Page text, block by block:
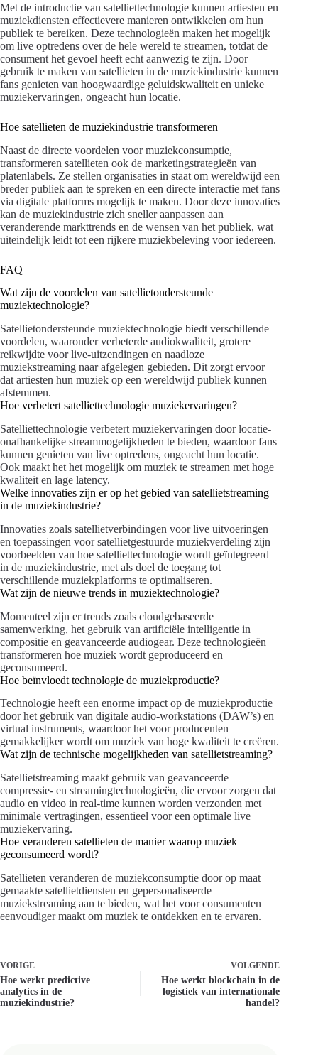
Met de introductie van satelliettechnologie kunnen artiesten en
muziekdiensten effectievere manieren ontwikkelen om hun
publiek te bereiken. Deze technologieën maken het mogelijk
om live optredens over de hele wereld te streamen, totdat de
consument het gevoel heeft echt aanwezig te zijn. Door
gebruik te maken van satellieten in de muziekindustrie kunnen
fans genieten van hoogwaardige geluidskwaliteit en unieke
muziekervaringen, ongeacht hun locatie.
Hoe satellieten de muziekindustrie transformeren
Naast de directe voordelen voor muziekconsumptie,
transformeren satellieten ook de marketingstrategieën van
platenlabels. Ze stellen organisaties in staat om wereldwijd een
breder publiek aan te spreken en een directe interactie met fans
via digitale platforms mogelijk te maken. Door deze innovaties
kan de muziekindustrie zich sneller aanpassen aan
veranderende markttrends en de wensen van het publiek, wat
uiteindelijk leidt tot een rijkere muziekbeleving voor iedereen.
FAQ
Wat zijn de voordelen van satellietondersteunde
muziektechnologie?
Satellietondersteunde muziektechnologie biedt verschillende
voordelen, waaronder verbeterde audiokwaliteit, grotere
reikwijdte voor live-uitzendingen en naadloze
muziekstreaming naar afgelegen gebieden. Dit zorgt ervoor
dat artiesten hun muziek op een wereldwijd publiek kunnen
afstemmen.
Hoe verbetert satelliettechnologie muziekervaringen?
Satelliettechnologie verbetert muziekervaringen door locatie-
onafhankelijke streammogelijkheden te bieden, waardoor fans
kunnen genieten van live optredens, ongeacht hun locatie.
Ook maakt het het mogelijk om muziek te streamen met hoge
kwaliteit en lage latency.
Welke innovaties zijn er op het gebied van satellietstreaming
in de muziekindustrie?
Innovaties zoals satellietverbindingen voor live uitvoeringen
en toepassingen voor satellietgestuurde muziekverdeling zijn
voorbeelden van hoe satelliettechnologie wordt geïntegreerd
in de muziekindustrie, met als doel de toegang tot
verschillende muziekplatforms te optimaliseren.
Wat zijn de nieuwe trends in muziektechnologie?
Momenteel zijn er trends zoals cloudgebaseerde
samenwerking, het gebruik van artificiële intelligentie in
compositie en geavanceerde audiogear. Deze technologieën
transformeren hoe muziek wordt geproduceerd en
geconsumeerd.
Hoe beïnvloedt technologie de muziekproductie?
Technologie heeft een enorme impact op de muziekproductie
door het gebruik van digitale audio-workstations (DAW’s) en
virtual instruments, waardoor het voor producenten
gemakkelijker wordt om muziek van hoge kwaliteit te creëren.
Wat zijn de technische mogelijkheden van satellietstreaming?
Satellietstreaming maakt gebruik van geavanceerde
compressie- en streamingtechnologieën, die ervoor zorgen dat
audio en video in real-time kunnen worden verzonden met
minimale vertragingen, essentieel voor een optimale live
muziekervaring.
Hoe veranderen satellieten de manier waarop muziek
geconsumeerd wordt?
Satellieten veranderen de muziekconsumptie door op maat
gemaakte satellietdiensten en gepersonaliseerde
muziekstreaming aan te bieden, wat het voor consumenten
eenvoudiger maakt om muziek te ontdekken en te ervaren.
VORIGE
Hoe werkt predictive
analytics in de
muziekindustrie?
VOLGENDE
Hoe werkt blockchain in de
logistiek van internationale
handel?